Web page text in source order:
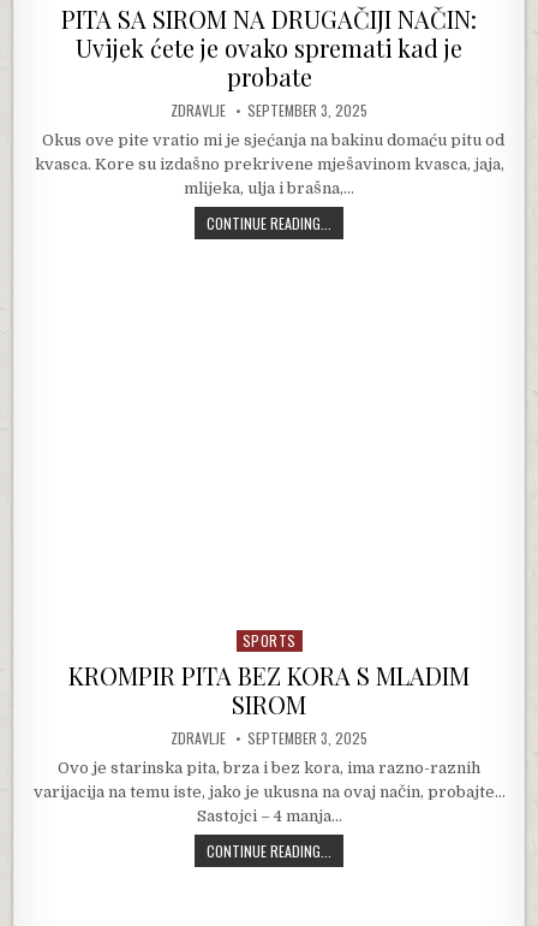
PITA SA SIROM NA DRUGAČIJI NAČIN:
Uvijek ćete je ovako spremati kad je
probate
AUTHOR:
ZDRAVLJE PUBLISHED DATE:
SEPTEMBER 3, 2025
Okus ove pite vratio mi je sjećanja na bakinu domaću pitu od
kvasca. Kore su izdašno prekrivene mješavinom kvasca, jaja,
mlijeka, ulja i brašna,…
CONTINUE READING...
Posted in
SPORTS
KROMPIR PITA BEZ KORA S MLADIM
SIROM
AUTHOR:
ZDRAVLJE PUBLISHED DATE:
SEPTEMBER 3, 2025
Ovo je starinska pita, brza i bez kora, ima razno-raznih
varijacija na temu iste, jako je ukusna na ovaj način, probajte…
Sastojci – 4 manja…
CONTINUE READING...